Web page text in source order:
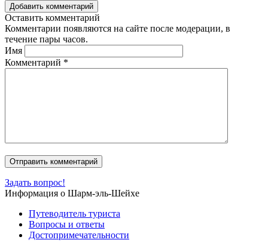
Добавить комментарий
Оставить комментарий
Комментарии появляются на сайте после модерации, в
течение пары часов.
Имя
Комментарий *
Задать вопрос!
Информация о Шарм-эль-Шейхе
Путеводитель туриста
Вопросы и ответы
Достопримечательности